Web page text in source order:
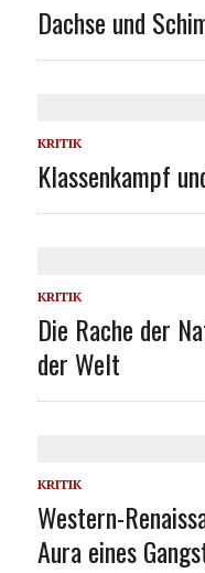
Dachse und
KRITIK
Klassenkampf
KRITIK
Die Rache der
der Welt
KRITIK
Western-
Aura eines